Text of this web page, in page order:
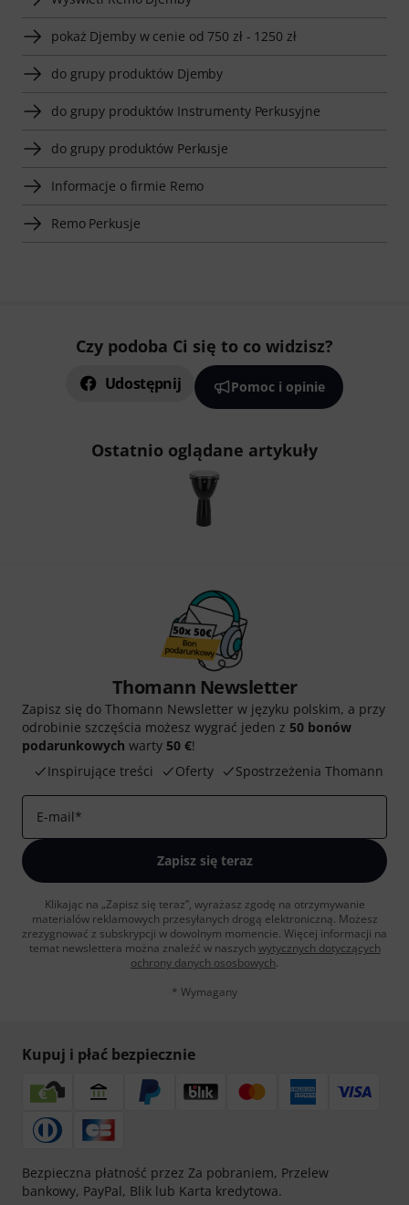
pokaż Djemby w cenie od 750 zł - 1250 zł
do grupy produktów Djemby
do grupy produktów Instrumenty Perkusyjne
do grupy produktów Perkusje
Informacje o firmie Remo
Remo Perkusje
Czy podoba Ci się to co widzisz?
Udostępnij Pomoc i opinie
Ostatnio oglądane artykuły
Thomann Newsletter
Zapisz się do Thomann Newsletter w języku polskim, a przy
odrobinie szczęścia możesz wygrać jeden z 50 bonów
podarunkowych warty 50 €!
Inspirujące treści
Oferty Spostrzeżenia Thomann
E-mail*
Zapisz się teraz
Klikając na „Zapisz się teraz”, wyrażasz zgodę na otrzymywanie
materialów reklamowych przesyłanych drogą elektroniczną. Możesz
zrezygnować z subskrypcji w dowolnym momencie. Więcej informacji na
temat newslettera można znaleźć w naszych wytycznych dotyczących
ochrony danych ososbowych.
* Wymagany
Kupuj i płać bezpiecznie
Bezpieczna płatność przez Za pobraniem, Przelew
bankowy, PayPal, Blik lub Karta kredytowa.